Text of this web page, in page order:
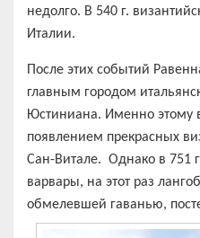
недолго. В 540 г.
Италии.
После этих событий
главным городом
Юстиниана. Именно
появлением прекрасных
Сан-Витале. Однако в 751
варвары, на этот раз
обмелевшей гаванью,